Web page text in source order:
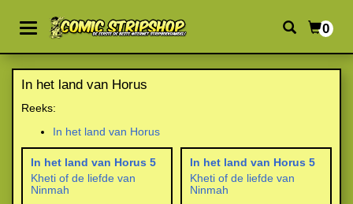
0
In het land van Horus
Reeks:
In het land van Horus
In het land van Horus 5
Kheti of de liefde van
Ninmah
In het land van Horus 5
Kheti of de liefde van
Ninmah